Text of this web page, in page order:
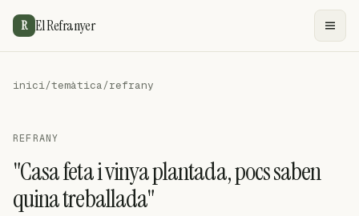
R El Refranyer
inici/temàtica/refrany
REFRANY
"Casa feta i vinya plantada, pocs saben
quina treballada"